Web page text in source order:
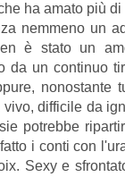
ha amato più
nemmeno un
è stato un
da un continuo
nonostante
difficile da
potrebbe
i conti con
Sexy e